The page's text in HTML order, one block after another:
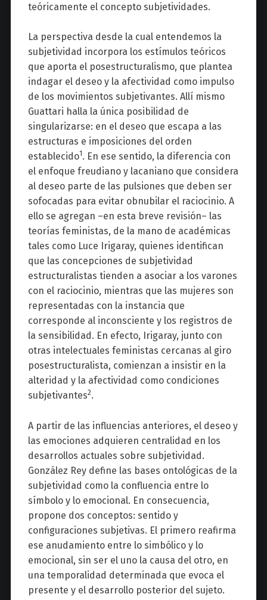
teóricamente el concepto subjetividades.
La perspectiva desde la cual entendemos la
subjetividad incorpora los estímulos teóricos
que aporta el posestructuralismo, que plantea
indagar el deseo y la afectividad como impulso
de los movimientos subjetivantes. Allí mismo
Guattari halla la única posibilidad de
singularizarse: en el deseo que escapa a las
estructuras e imposiciones del orden
establecido1 . En ese sentido, la diferencia con
el enfoque freudiano y lacaniano que considera
al deseo parte de las pulsiones que deben ser
sofocadas para evitar obnubilar el raciocinio. A
ello se agregan –en esta breve revisión– las
teorías feministas, de la mano de académicas
tales como Luce Irigaray, quienes identifican
que las concepciones de subjetividad
estructuralistas tienden a asociar a los varones
con el raciocinio, mientras que las mujeres son
representadas con la instancia que
corresponde al inconsciente y los registros de
la sensibilidad. En efecto, Irigaray, junto con
otras intelectuales feministas cercanas al giro
posestructuralista, comienzan a insistir en la
alteridad y la afectividad como condiciones
subjetivantes2.
A partir de las influencias anteriores, el deseo y
las emociones adquieren centralidad en los
desarrollos actuales sobre subjetividad.
González Rey define las bases ontológicas de la
subjetividad como la confluencia entre lo
símbolo y lo emocional. En consecuencia,
propone dos conceptos: sentido y
configuraciones subjetivas. El primero reafirma
ese anudamiento entre lo simbólico y lo
emocional, sin ser el uno la causa del otro, en
una temporalidad determinada que evoca el
presente y el desarrollo posterior del sujeto.